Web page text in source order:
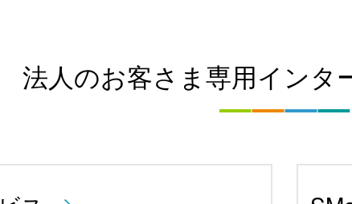
法人のお客さま専用インタ